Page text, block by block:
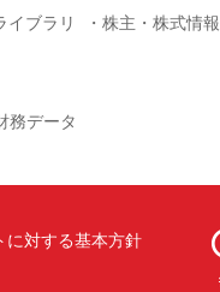
イブラリ
株主・株式情報
務データ
に対する基本方針